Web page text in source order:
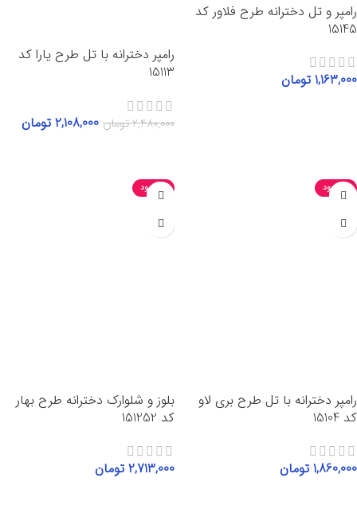
رامپر و تل دخترانه طرح فلاور کد
15145
1,163,000 تومان
رامپر دخترانه با تل طرح یارا کد
15113
2,480,000تومان 2,108,000 تومان
ناموجود
رامپر دخترانه با تل طرح بری لاو
کد 15104
1,860,000 تومان
ناموجود
بلوز و شلوارک دخترانه طرح بهار
کد 151252
2,713,000 تومان